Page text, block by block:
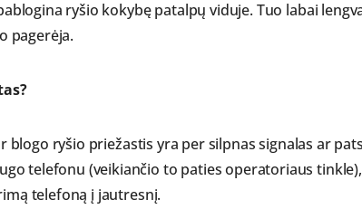
ryšio kokybę patalpų viduje. Tuo labai
pagerėja.
ryšio priežastis yra per silpnas signalas ar
telefonu (veikiančio to paties operatoriaus
telefoną į jautresnį.